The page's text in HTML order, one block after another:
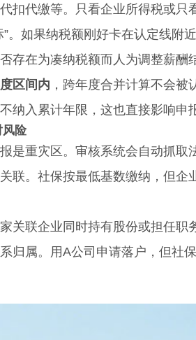
扣代缴等。只看企业所得税或只
如果纳税额刚好卡在认定线附
存在为凑纳税额而人为调整薪酬
区间内 ，跨年度合并计算不会
纳入累计年限，这也直接影响申
风险
重灾区。审核系统会自动抓取
联。社保按最低基数缴纳，但
联企业同时持有股份或担任职
归属。用A公司申请落户，但社